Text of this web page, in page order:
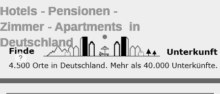
Hotels ‐ Pensionen ‐
Zimmer ‐ Apartments in
Deutschland